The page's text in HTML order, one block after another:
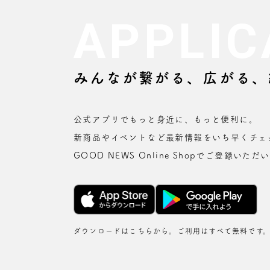
みんなが繋がる、広がる
公式アプリでもっと身近に、もっと便利に。
新商品やイベントなど最新情報をいち早くチ
GOOD NEWS Online Shopでご登録いただい
ダウンロードはこちらから。 ご利用はすべて無料です